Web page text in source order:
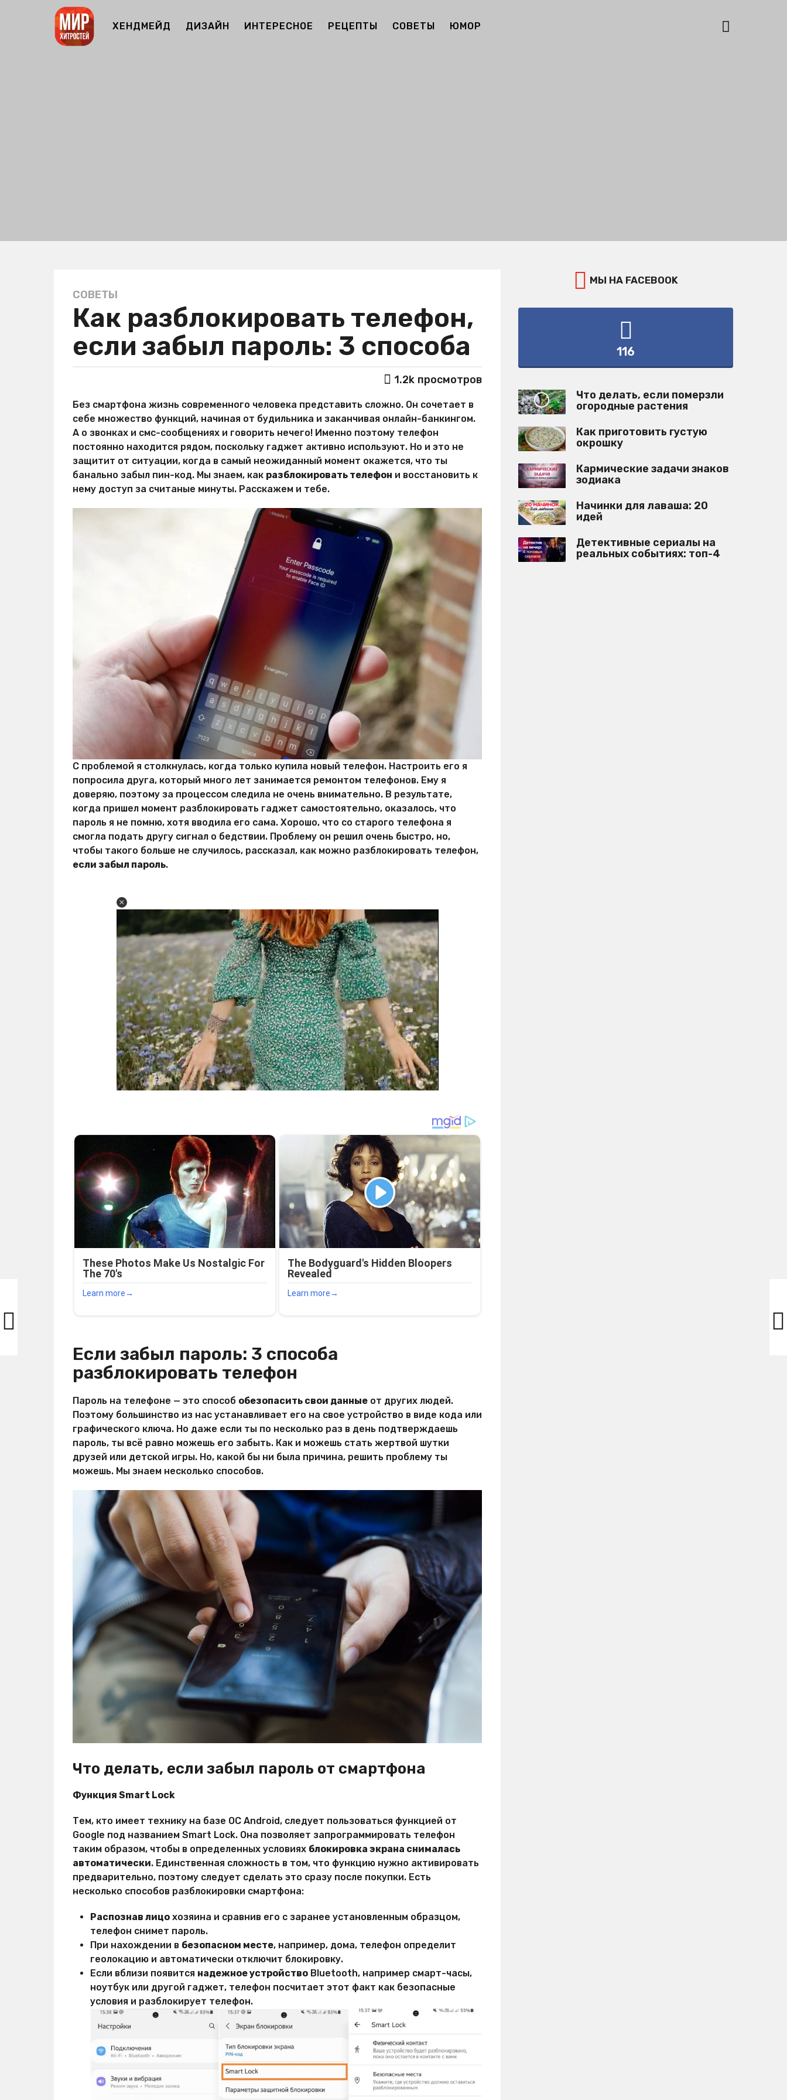
ХЕНДМЕЙД ДИЗАЙН ИНТЕРЕСНОЕ РЕЦЕПТЫ СОВЕТЫ ЮМОР
3
г
а
3
г
о
д
а
a
g
o
СОВЕТЫ
Как разблокировать телефон,
если забыл пароль: 3 способа
т
о
р
и
р
Х
и
р
1.2k просмотров
Без смартфона жизнь современного человека представить сложно. Он сочетает в
себе множество функций, начиная от будильника и заканчивая онлайн-банкингом.
А о звонках и смс-сообщениях и говорить нечего! Именно поэтому телефон
постоянно находится рядом, поскольку гаджет активно используют. Но и это не
защитит от ситуации, когда в самый неожиданный момент окажется, что ты
банально забыл пин-код. Мы знаем, как разблокировать телефон и восстановить к
нему доступ за считаные минуты. Расскажем и тебе.
С проблемой я столкнулась, когда только купила новый телефон. Настроить его я
попросила друга, который много лет занимается ремонтом телефонов. Ему я
доверяю, поэтому за процессом следила не очень внимательно. В результате,
когда пришел момент разблокировать гаджет самостоятельно, оказалось, что
пароль я не помню, хотя вводила его сама. Хорошо, что со старого телефона я
смогла подать другу сигнал о бедствии. Проблему он решил очень быстро, но,
чтобы такого больше не случилось, рассказал, как можно разблокировать телефон,
если забыл пароль.
Если забыл пароль: 3 способа
разблокировать телефон
Пароль на телефоне — это способ обезопасить свои данные от других людей.
Поэтому большинство из нас устанавливает его на свое устройство в виде кода или
графического ключа. Но даже если ты по несколько раз в день подтверждаешь
пароль, ты всё равно можешь его забыть. Как и можешь стать жертвой шутки
друзей или детской игры. Но, какой бы ни была причина, решить проблему ты
можешь. Мы знаем несколько способов.
Что делать, если забыл пароль от смартфона
Функция Smart Lock
Тем, кто имеет технику на базе ОС Android, следует пользоваться функцией от
Google под названием Smart Lock. Она позволяет запрограммировать телефон
таким образом, чтобы в определенных условиях блокировка экрана снималась
автоматически. Единственная сложность в том, что функцию нужно активировать
предварительно, поэтому следует сделать это сразу после покупки. Есть
несколько способов разблокировки смартфона:
Распознав лицо хозяина и сравнив его с заранее установленным образцом,
телефон снимет пароль.
При нахождении в безопасном месте, например, дома, телефон определит
геолокацию и автоматически отключит блокировку.
Если вблизи появится надежное устройство Bluetooth, например смарт-часы,
ноутбук или другой гаджет, телефон посчитает этот факт как безопасные
условия и разблокирует телефон.
МЫ НА FACEBOOK
116
Что делать, если померзли
огородные растения
Как приготовить густую
окрошку
Кармические задачи знаков
зодиака
Начинки для лаваша: 20
идей
Детективные сериалы на
реальных событиях: топ-4